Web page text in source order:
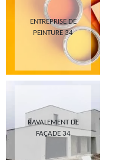
ENTREPRISE DE
PEINTURE 34
RAVALEMENT DE
FAÇADE 34